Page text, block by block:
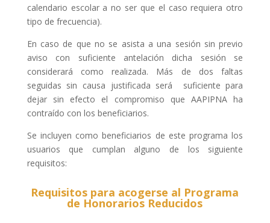
calendario escolar a no ser que el caso requiera otro
tipo de frecuencia).
En caso de que no se asista a una sesión sin previo
aviso con suficiente antelación dicha sesión se
considerará como realizada. Más de dos faltas
seguidas sin causa justificada será suficiente para
dejar sin efecto el compromiso que AAPIPNA ha
contraído con los beneficiarios.
Se incluyen como beneficiarios de este programa los
usuarios que cumplan alguno de los siguiente
requisitos:
Requisitos para acogerse al Programa
de Honorarios Reducidos